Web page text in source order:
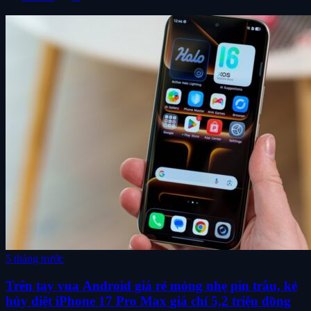
5 tháng trước
Trên tay vua Android giá rẻ mỏng nhẹ pin trâu, kẻ
hủy diệt iPhone 17 Pro Max giá chỉ 5,2 triệu đồng